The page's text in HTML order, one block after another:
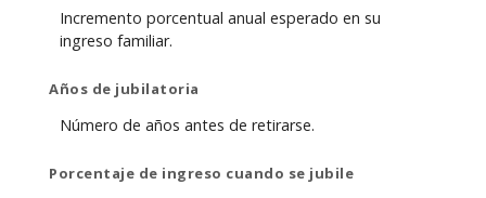
Incremento porcentual anual esperado en su
ingreso familiar.
Años de jubilatoria
Número de años antes de retirarse.
Porcentaje de ingreso cuando se jubile